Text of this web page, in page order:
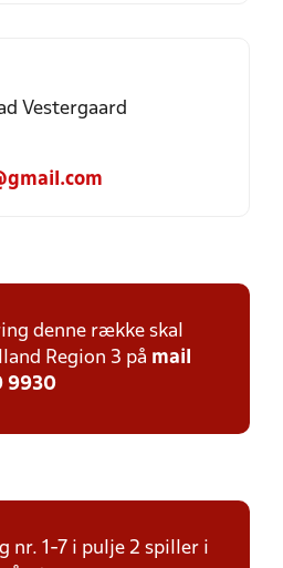
Vestergaard
denne række skal
Region 3 på mail
9930
nr. 1-7 i pulje 2 spiller i